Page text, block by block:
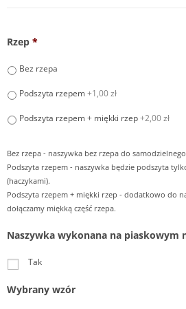
Rzep *
Bez rzepa
Podszyta rzepem+1,00 zł
Podszyta rzepem + miękki rzep+2,00 zł
Bez rzepa - naszywka bez rzepa do
Podszyta rzepem - naszywka będzie podszyta
(haczykami).
Podszyta rzepem + miękki rzep - dodatkowo do
dołączamy miękką część rzepa.
Naszywka wykonana na piaskowym
Tak
Wybrany wzór